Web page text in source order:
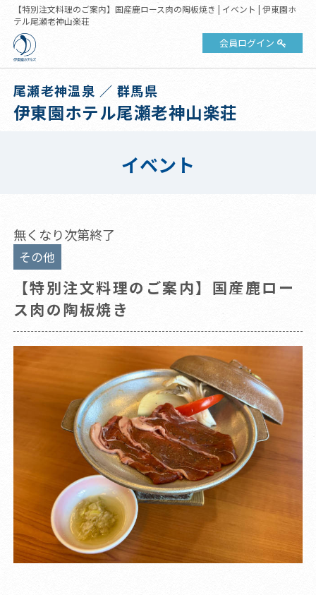
【特別注文料理のご案内】国産鹿ロース肉の陶板焼き | イベント | 伊東園ホ
テル尾瀬老神山楽荘
会員ログイン
尾瀬老神温泉 ／ 群馬県
伊東園ホテル尾瀬老神山楽荘
イベント
無くなり次第終了
その他
【特別注文料理のご案内】国産鹿ロー
ス肉の陶板焼き